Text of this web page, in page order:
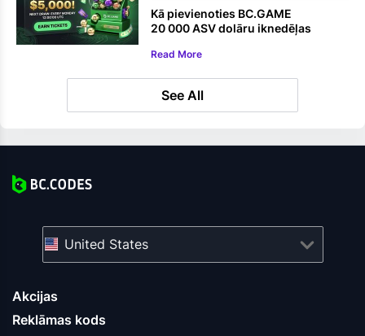
Kā pievienoties BC.GAME
20 000 ASV dolāru iknedēļas
Read More
See All
Akcijas
Reklāmas kods
United States